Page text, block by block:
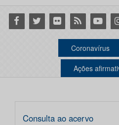
Facebook
Twitter Flickr RSS
Coronavírus
Ações
Consulta ao acervo